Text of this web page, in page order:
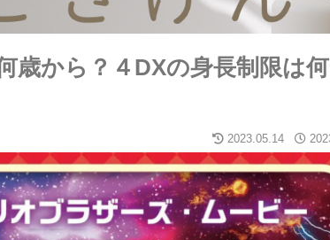
歳から？４DXの身長制限は
2023.05.14